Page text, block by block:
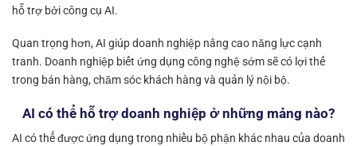
hỗ trợ bởi công cụ AI.
Quan trọng hơn, AI giúp doanh nghiệp nâng cao năng lực cạnh
tranh. Doanh nghiệp biết ứng dụng công nghệ sớm sẽ có lợi thế
trong bán hàng, chăm sóc khách hàng và quản lý nội bộ.
AI có thể hỗ trợ doanh nghiệp ở những mảng nào?
AI có thể được ứng dụng trong nhiều bộ phận khác nhau của doanh